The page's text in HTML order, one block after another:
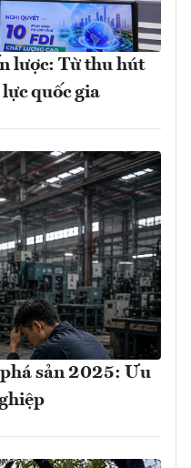
lược: Từ thu hút
quốc gia
sản 2025: Ưu